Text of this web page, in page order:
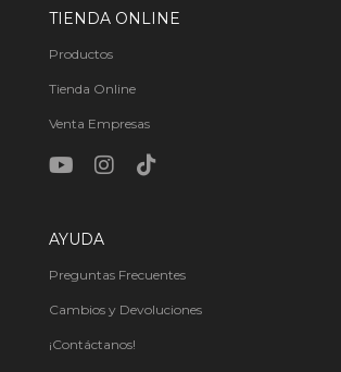
TIENDA ONLINE
Productos
Tienda Online
Venta Empresas
AYUDA
Preguntas Frecuentes
Cambios y Devoluciones
¡Contáctanos!